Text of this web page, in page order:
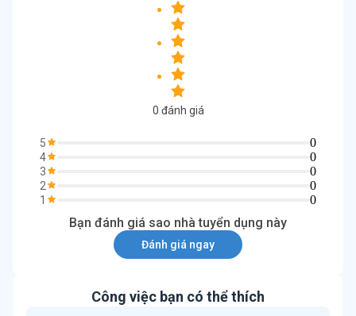
5 0
4 0
3 0
2 0
1 0
0 đánh giá
Bạn đánh giá sao nhà tuyển dụng này
Đánh giá ngay
Công việc bạn có thể thích